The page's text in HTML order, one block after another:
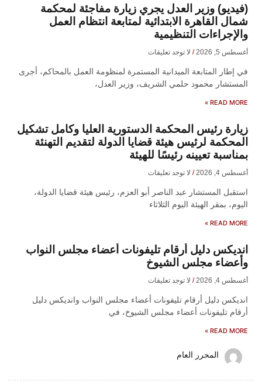
(فيديو) وزير العدل يجري زيارة مفاجئة لمحكمة
شمال القاهرة الابتدائية لمتابعة انتظام العمل
والإجراءات التنظيمية
أغسطس 5, 2026 لا توجد تعليقات
في إطار المتابعة الميدانية المستمرة لمنظومة العمل بالمحاكم، أجرى
المستشار محمود حلمي الشريف، وزير العدل،
READ MORE »
زيارة رئيس المحكمة الدستورية العليا وكامل تشكيل
المحكمة لرئيس هيئة قضايا الدولة لتقديم التهنئة
بمناسبة تعيينه رئيسًا للهيئة
أغسطس 4, 2026 لا توجد تعليقات
​استقبل المستشار عبد الناصر أبو العزم، رئيس هيئة قضايا الدولة،
اليوم، بمقر الهيئة اليوم الثلاثاء
READ MORE »
انديكس دليل أرقام تليفونات أعضاء مجلس النواب
وأعضاء مجلس الشيوخ
أغسطس 4, 2026 لا توجد تعليقات
انديكس دليل أرقام تليفونات أعضاء مجلس النواب وانديكس دليل
أرقام تليفونات أعضاء مجلس الشيوخ، في
READ MORE »
المحرر العام